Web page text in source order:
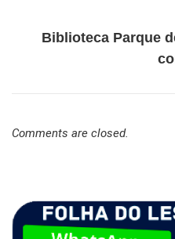
Biblioteca Parque
Comments are closed.